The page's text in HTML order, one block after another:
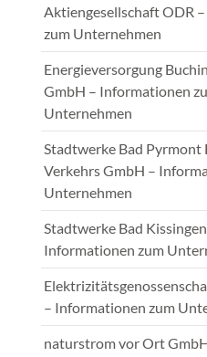
Aktiengesellschaft ODR
zum Unternehmen
Energieversorgung
GmbH – Informationen
Unternehmen
Stadtwerke Bad Pyrmont
Verkehrs GmbH –
Unternehmen
Stadtwerke Bad
Informationen zum
– Informationen zum
naturstrom vor Ort